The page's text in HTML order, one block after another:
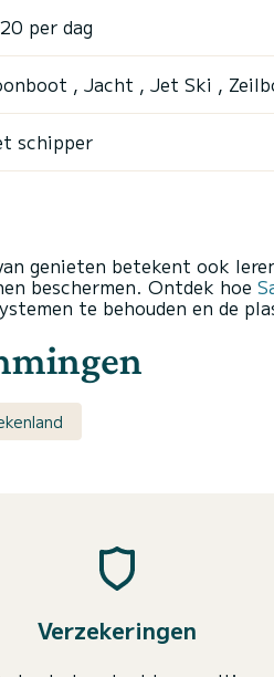
per dag
, Jacht , Jet Ski ,
schipper
genieten betekent ook
beschermen. Ontdek hoe
te behouden en de
Verzekeringen